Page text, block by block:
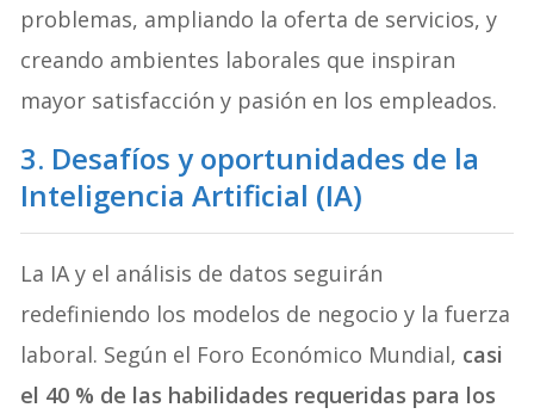
problemas, ampliando la oferta de servicios, y
creando ambientes laborales que inspiran
mayor satisfacción y pasión en los empleados.
3. Desafíos y oportunidades de la
Inteligencia Artificial (IA)
La IA y el análisis de datos seguirán
redefiniendo los modelos de negocio y la fuerza
laboral. Según el Foro Económico Mundial, casi
el 40 % de las habilidades requeridas para los